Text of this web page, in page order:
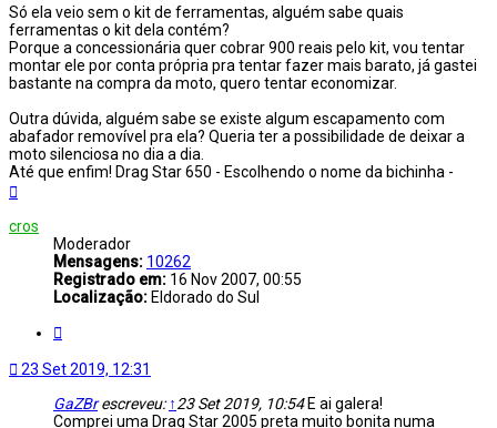
Só ela veio sem o kit de ferramentas, alguém sabe quais
ferramentas o kit dela contém?
Porque a concessionária quer cobrar 900 reais pelo kit, vou tentar
montar ele por conta própria pra tentar fazer mais barato, já gastei
bastante na compra da moto, quero tentar economizar.
Outra dúvida, alguém sabe se existe algum escapamento com
abafador removível pra ela? Queria ter a possibilidade de deixar a
moto silenciosa no dia a dia.
Até que enfim! Drag Star 650 - Escolhendo o nome da bichinha -
topo
cros
Moderador
Mensagens: 10262
Registrado em: 16 Nov 2007, 00:55
Localização: Eldorado do Sul
23 Set 2019, 12:31
GaZBrescreveu: ↑23 Set 2019, 10:54E ai galera!
Comprei uma Drag Star 2005 preta muito bonita numa